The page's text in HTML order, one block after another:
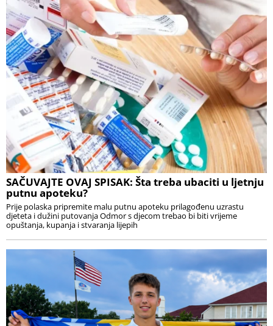
SAČUVAJTE OVAJ SPISAK: Šta treba ubaciti u ljetnju
putnu apoteku?
Prije polaska pripremite malu putnu apoteku prilagođenu uzrastu
djeteta i dužini putovanja Odmor s djecom trebao bi biti vrijeme
opuštanja, kupanja i stvaranja lijepih